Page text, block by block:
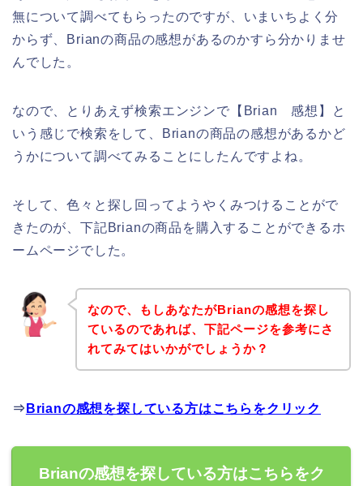
無について調べてもらったのですが、いまいちよく分
からず、Brianの商品の感想があるのかすら分かりませ
んでした。
なので、とりあえず検索エンジンで【Brian 感想】と
いう感じで検索をして、Brianの商品の感想があるかど
うかについて調べてみることにしたんですよね。
そして、色々と探し回ってようやくみつけることがで
きたのが、下記Brianの商品を購入することができるホ
ームページでした。
なので、もしあなたがBrianの感想を探し
ているのであれば、下記ページを参考にさ
れてみてはいかがでしょうか？
⇒ Brianの感想を探している方はこちらをクリック
Brianの感想を探している方はこちらをク